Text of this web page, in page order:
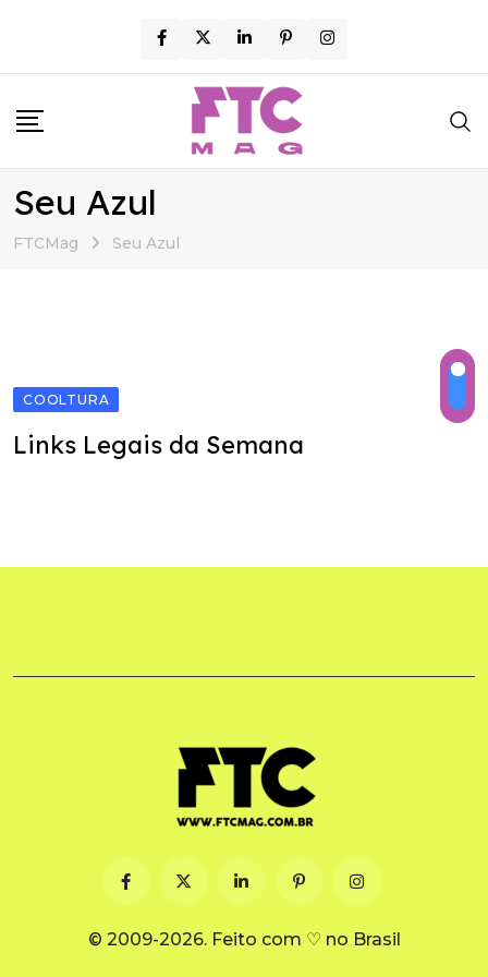
content
Seu Azul
FTCMag Seu Azul
COOLTURA
Links Legais da Semana
© 2009-2026. Feito com ♡ no Brasil